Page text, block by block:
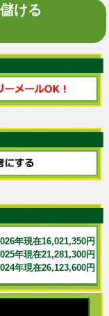
ける
年現在16,021,350円
年現在21,281,300円
年現在26,123,600円